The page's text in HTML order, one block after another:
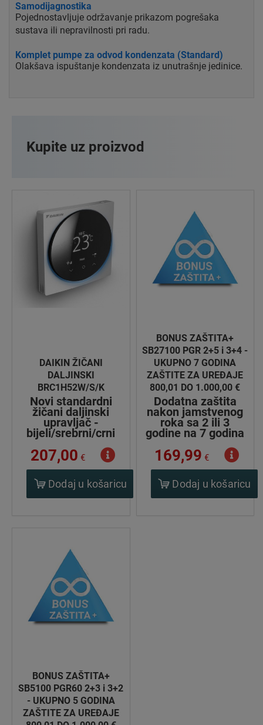
Samodijagnostika
Pojednostavljuje održavanje prikazom pogrešaka
sustava ili nepravilnosti pri radu.
Komplet pumpe za odvod kondenzata (Standard)
Olakšava ispuštanje kondenzata iz unutrašnje jedinice.
Kupite uz proizvod
DAIKIN ŽIČANI
DALJINSKI
BRC1H52W/S/K
Novi standardni
žičani daljinski
upravljač -
bijeli/srebrni/crni
207,00 €
Dodaj u košaricu
BONUS ZAŠTITA+
SB27100 PGR 2+5 i 3+4 -
UKUPNO 7 GODINA
ZAŠTITE ZA UREĐAJE
800,01 DO 1.000,00 €
Dodatna zaštita
nakon jamstvenog
roka sa 2 ili 3
godine na 7 godina
169,99 €
Dodaj u košaricu
BONUS ZAŠTITA+
SB5100 PGR60 2+3 i 3+2
- UKUPNO 5 GODINA
ZAŠTITE ZA UREĐAJE